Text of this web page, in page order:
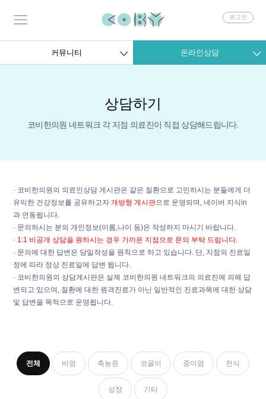
회로그인
커뮤니티 온라인상담
상담하기
코비한의원 네트워크 각 지점 의료진이 직접 상담해드립니다.
· 코비한의원의 의료인상담 게시판은 같은 질환으로 고민하시는 분들에게 더
유익한 건강정보를 공유하고자개방형 게시판으로 운영되며, 네이버 지식in
과 연동됩니다.
· 문의하시는 분의 개인정보(이름,나이 등)은 작성하지 마시기 바랍니다.
· 1:1 비공개 상담을 원하시는 경우 가까운 지점으로 문의 부탁 드립니다.
· 문의에 대한 답변은 당일작성을 원칙으로 하고 있습니다. 단, 지점의 진료일
정에 따라 정상 진료일에 답변 됩니다.
· 코비한의원의 상담게시판은 실제 코비한의원 네트워크의 의료진에 의해 답
변되고 있으며, 질환에 대한 원격진료가 아닌 일반적인 진료과목에 대한 상담
및 답변을 목적으로 운영됩니다.
전체 비염 축농증 코골이 중이염 천식
성장 기타